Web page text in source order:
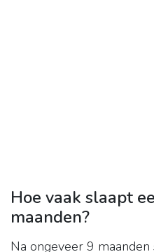
Hoe vaak slaapt
maanden?
Na ongeveer 9